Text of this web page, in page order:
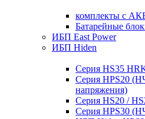
комплекты с
Батарейные
ИБП East Power
ИБП Hiden
Серия HS35
Серия HPS20
напряжения)
Серия HS20 /
Серия HPS30